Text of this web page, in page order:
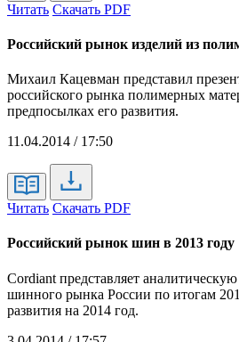
Читать Скачать PDF
Российский рынок изделий из
Михаил Кацевман представил
российского рынка полимерных
предпосылках его развития.
11.04.2014 / 17:50
Читать Скачать PDF
Российский рынок шин в 2013 году
Cordiant представляет
шинного рынка России по итогам
развития на 2014 год.